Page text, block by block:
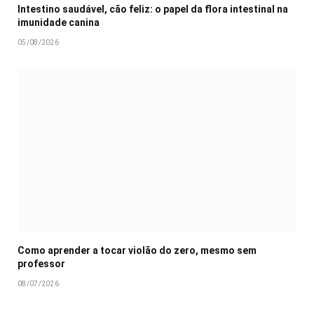
Intestino saudável, cão feliz: o papel da flora intestinal na
imunidade canina
05/08/2026
Como aprender a tocar violão do zero, mesmo sem
professor
08/07/2026